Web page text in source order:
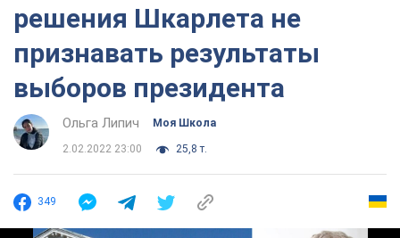
решения Шкарлета не
признавать результаты
выборов президента
Ольга Липич Моя Школа
2.02.2022 23:00 25,8 т.
349